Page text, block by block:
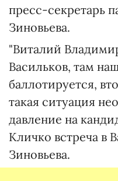
пресс-секретарь
Зиновьева.
"Виталий
Васильков, там
баллотируется,
такая ситуация
давление на
Кличко встреча в
Зиновьева.